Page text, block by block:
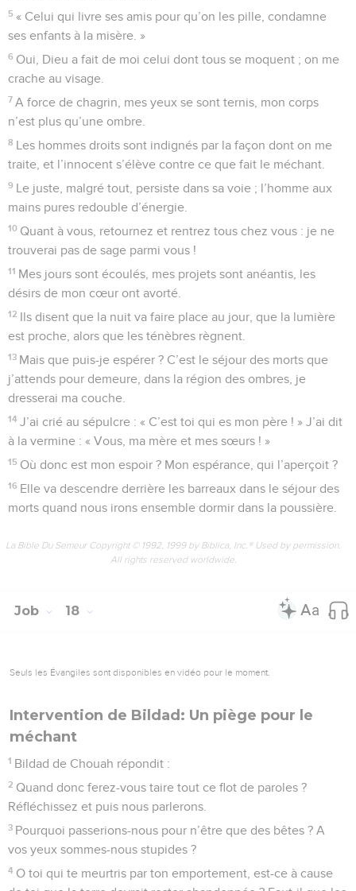
5 « Celui qui livre ses amis pour qu’on les pille, condamne
ses enfants à la misère. »
6 Oui, Dieu a fait de moi celui dont tous se moquent ; on me
crache au visage.
7 A force de chagrin, mes yeux se sont ternis, mon corps
n’est plus qu’une ombre.
8 Les hommes droits sont indignés par la façon dont on me
traite, et l’innocent s’élève contre ce que fait le méchant.
9 Le juste, malgré tout, persiste dans sa voie ; l’homme aux
mains pures redouble d’énergie.
10 Quant à vous, retournez et rentrez tous chez vous : je ne
trouverai pas de sage parmi vous !
11 Mes jours sont écoulés, mes projets sont anéantis, les
désirs de mon cœur ont avorté.
12 Ils disent que la nuit va faire place au jour, que la lumière
est proche, alors que les ténèbres règnent.
13 Mais que puis-je espérer ? C’est le séjour des morts que
j’attends pour demeure, dans la région des ombres, je
dresserai ma couche.
14 J’ai crié au sépulcre : « C’est toi qui es mon père ! » J’ai dit
à la vermine : « Vous, ma mère et mes sœurs ! »
15 Où donc est mon espoir ? Mon espérance, qui l’aperçoit ?
16 Elle va descendre derrière les barreaux dans le séjour des
morts quand nous irons ensemble dormir dans la poussière.
La Bible Du Semeur Copyright © 1992, 1999 by Biblica, Inc.® Used by permission.
All rights reserved worldwide.
Job 18
Seuls les Évangiles sont disponibles en vidéo pour le moment.
Intervention de Bildad: Un piège pour le
méchant
1 Bildad de Chouah répondit :
2 Quand donc ferez-vous taire tout ce flot de paroles ?
Réfléchissez et puis nous parlerons.
3 Pourquoi passerions-nous pour n’être que des bêtes ? A
vos yeux sommes-nous stupides ?
4 O toi qui te meurtris par ton emportement, est-ce à cause